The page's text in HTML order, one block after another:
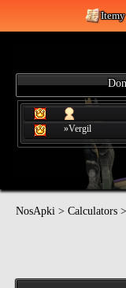
Itemy
»Vergil
NosApki > Calculators >